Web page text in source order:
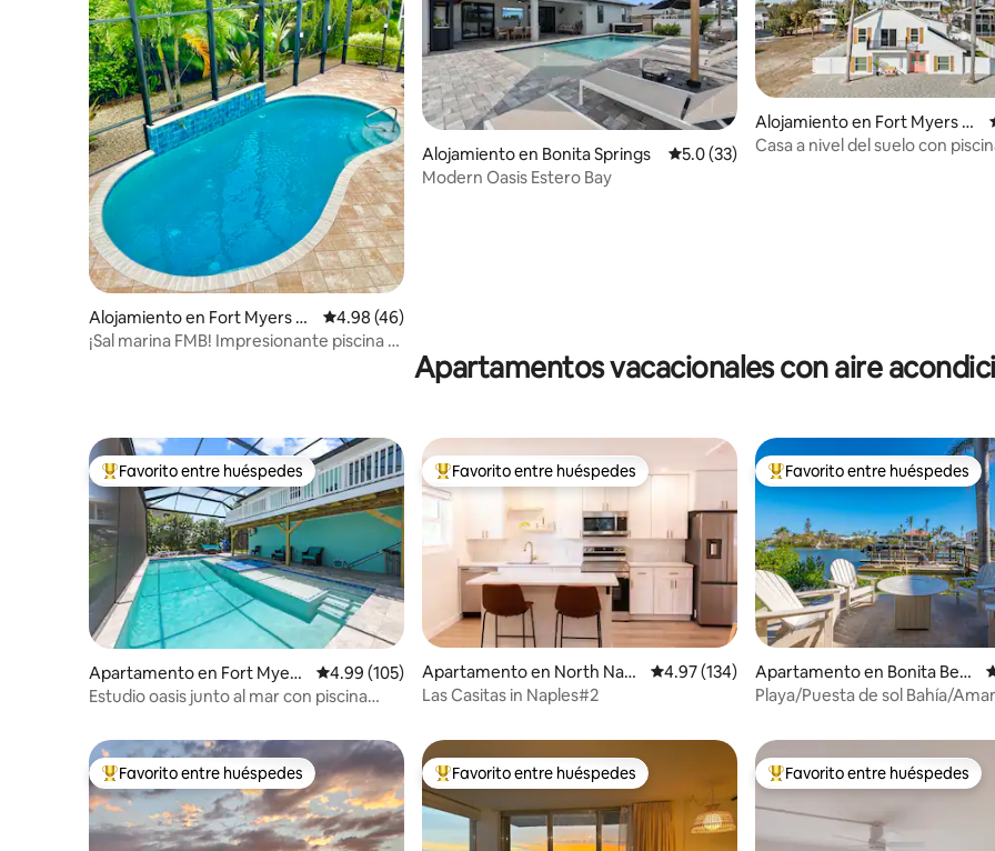
Alojamiento en Fort Myers B
each
Calificación promedio: 4.98 de 5, 46 reseñas
4.98 (46)
¡Sal marina FMB! Impresionante piscina y
Alojamiento en Bonita Springs Calificación promedio: 5.0 de 5, 33 reseñas
5.0 (33)
Modern Oasis Estero Bay
Alojamiento en Fort Myers B
each
Casa a nivel del suelo con
Apartamentos vacacionales con aire
Favorito entre huéspedes preferido
Favorito entre huéspedes
Apartamento en Fort Myers
Beach
Calificación promedio: 4.99 de 5, 105 reseñas
4.99 (105)
Estudio oasis junto al mar con piscina
Favorito entre huéspedes preferido
Favorito entre huéspedes
Apartamento en North Napl
es
Calificación promedio: 4.97 de 5, 134 reseñas
4.97 (134)
Las Casitas in Naples#2
Favorito entre huéspedes
Favorito entre huéspedes
Apartamento en Bonita Beac
h
Playa/Puesta de sol Bahía/
Favorito entre huéspedes preferido
Favorito entre huéspedes Favorito entre huéspedes preferido
Favorito entre huéspedes Favorito entre huéspedes
Favorito entre huéspedes